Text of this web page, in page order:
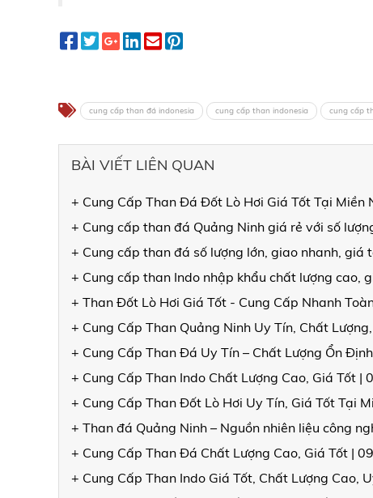
cung cấp than đá indonesia cung cấp than indonesia cung cấp
BÀI VIẾT LIÊN QUAN
+ Cung Cấp Than Đá Đốt Lò Hơi Giá Tốt Tại Miền
+ Cung cấp than đá Quảng Ninh giá rẻ với số
+ Cung cấp than đá số lượng lớn, giao nhanh, giá
+ Cung cấp than Indo nhập khẩu chất lượng cao,
+ Than Đốt Lò Hơi Giá Tốt - Cung Cấp Nhanh
+ Cung Cấp Than Quảng Ninh Uy Tín, Chất
+ Cung Cấp Than Đá Uy Tín – Chất Lượng Ổn
+ Cung Cấp Than Indo Chất Lượng Cao, Giá Tốt |
+ Cung Cấp Than Đốt Lò Hơi Uy Tín, Giá Tốt Tại
+ Than đá Quảng Ninh – Nguồn nhiên liệu công
+ Cung Cấp Than Đá Chất Lượng Cao, Giá Tốt |
+ Cung Cấp Than Indo Giá Tốt, Chất Lượng Cao,